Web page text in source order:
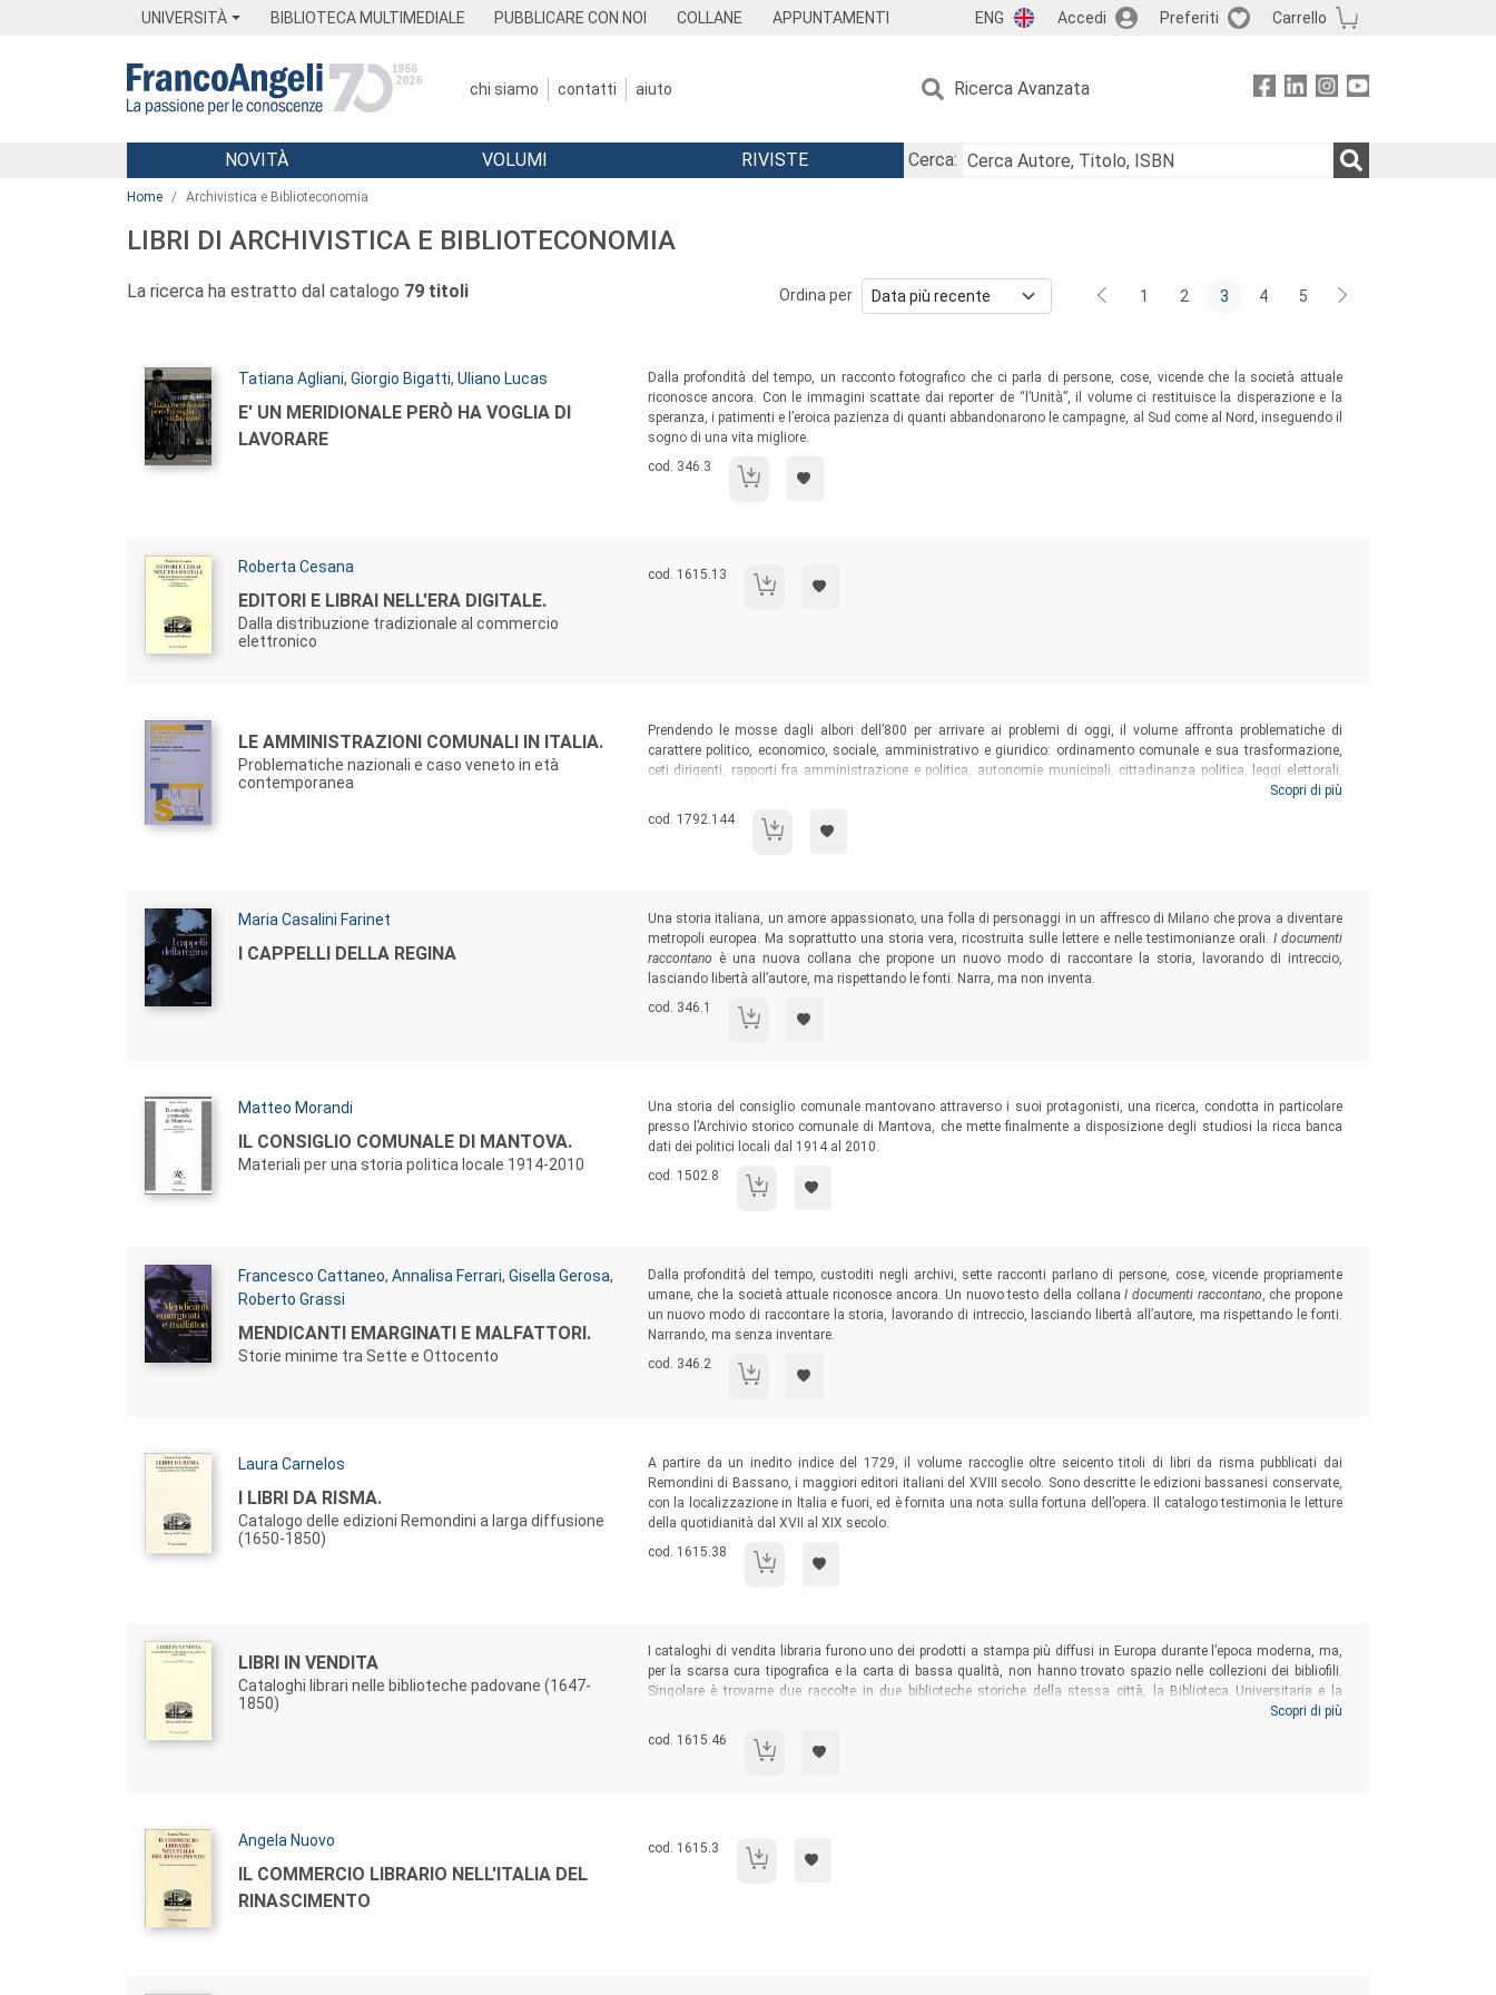
UNIVERSITÀ BIBLIOTECA MULTIMEDIALE PUBBLICARE CON NOI COLLANE APPUNTAMENTI ENG Accedi Preferiti Carrello
chi siamo contatti aiuto Ricerca Avanzata
Menu
NOVITÀ VOLUMI RIVISTE
Cerca:
Home Archivistica e Biblioteconomia
LIBRI DI ARCHIVISTICA E BIBLIOTECONOMIA
La ricerca ha estratto dal catalogo 79 titoli Ordina per 1 2 3 4 5
Autori:
Tatiana Agliani, Giorgio Bigatti, Uliano Lucas
Titolo:
E' UN MERIDIONALE PERÒ HA VOGLIA DI
LAVORARE
Sommario:
Dalla profondità del tempo, un racconto fotografico che ci parla di persone, cose, vicende che la società attuale
riconosce ancora. Con le immagini scattate dai reporter de “l’Unità”, il volume ci restituisce la disperazione e la
speranza, i patimenti e l’eroica pazienza di quanti abbandonarono le campagne, al Sud come al Nord, inseguendo il
sogno di una vita migliore.
Codice libro:
cod. 346.3 E' un meridionale però ha voglia di lavorare
Autori:
Roberta Cesana
Titolo:
EDITORI E LIBRAI NELL'ERA DIGITALE.
Dalla distribuzione tradizionale al commercio
elettronico
Codice libro:
cod. 1615.13 Editori e librai nell'era digitale.
Autori:
Titolo:
LE AMMINISTRAZIONI COMUNALI IN ITALIA.
Problematiche nazionali e caso veneto in età
contemporanea
Sommario:
Prendendo le mosse dagli albori dell’800 per arrivare ai problemi di oggi, il volume affronta problematiche di
carattere politico, economico, sociale, amministrativo e giuridico: ordinamento comunale e sua trasformazione,
ceti dirigenti, rapporti fra amministrazione e politica, autonomie municipali, cittadinanza politica, leggi elettorali,
assistenza e servizi sociali, fiscalità comunale, problemi di assetto e di relazioni dopo l’istituzione delle regioni.
L’ottica nazionale è arricchita dall’analisi della realtà regionale veneta.
Scopri di più
Codice libro:
cod. 1792.144 Le amministrazioni comunali in Italia.
Autori:
Maria Casalini Farinet
Titolo:
I CAPPELLI DELLA REGINA
Sommario:
Una storia italiana, un amore appassionato, una folla di personaggi in un affresco di Milano che prova a diventare
metropoli europea. Ma soprattutto una storia vera, ricostruita sulle lettere e nelle testimonianze orali. I documenti
raccontano è una nuova collana che propone un nuovo modo di raccontare la storia, lavorando di intreccio,
lasciando libertà all’autore, ma rispettando le fonti. Narra, ma non inventa.
Codice libro:
cod. 346.1 I cappelli della regina
Autori:
Matteo Morandi
Titolo:
IL CONSIGLIO COMUNALE DI MANTOVA.
Materiali per una storia politica locale 1914-2010
Sommario:
Una storia del consiglio comunale mantovano attraverso i suoi protagonisti, una ricerca, condotta in particolare
presso l’Archivio storico comunale di Mantova, che mette finalmente a disposizione degli studiosi la ricca banca
dati dei politici locali dal 1914 al 2010.
Codice libro:
cod. 1502.8 Il consiglio comunale di Mantova.
Autori:
Francesco Cattaneo, Annalisa Ferrari, Gisella Gerosa,
Roberto Grassi
Titolo:
MENDICANTI EMARGINATI E MALFATTORI.
Storie minime tra Sette e Ottocento
Sommario:
Dalla profondità del tempo, custoditi negli archivi, sette racconti parlano di persone, cose, vicende propriamente
umane, che la società attuale riconosce ancora. Un nuovo testo della collanaI documenti raccontano, che propone
un nuovo modo di raccontare la storia, lavorando di intreccio, lasciando libertà all’autore, ma rispettando le fonti.
Narrando, ma senza inventare.
Codice libro:
cod. 346.2 Mendicanti emarginati e malfattori.
Autori:
Laura Carnelos
Titolo:
I LIBRI DA RISMA.
Catalogo delle edizioni Remondini a larga diffusione
(1650-1850)
Sommario:
A partire da un inedito indice del 1729, il volume raccoglie oltre seicento titoli di libri da risma pubblicati dai
Remondini di Bassano, i maggiori editori italiani del XVIII secolo. Sono descritte le edizioni bassanesi conservate,
con la localizzazione in Italia e fuori, ed è fornita una nota sulla fortuna dell’opera. Il catalogo testimonia le letture
della quotidianità dal XVII al XIX secolo.
Codice libro:
cod. 1615.38 I libri da risma.
Autori:
Titolo:
LIBRI IN VENDITA
Cataloghi librari nelle biblioteche padovane (1647-
1850)
Sommario:
I cataloghi di vendita libraria furono uno dei prodotti a stampa più diffusi in Europa durante l’epoca moderna, ma,
per la scarsa cura tipografica e la carta di bassa qualità, non hanno trovato spazio nelle collezioni dei bibliofili.
Singolare è trovarne due raccolte in due biblioteche storiche della stessa città, la Biblioteca Universitaria e la
Biblioteca del Seminario Vescovile di Padova. Il volume si pone come chiave d’accesso a questi documenti,
preziose fonti di informazioni per gli studiosi.
Scopri di più
Codice libro:
cod. 1615.46 Libri in vendita
Autori:
Angela Nuovo
Titolo:
IL COMMERCIO LIBRARIO NELL'ITALIA DEL
RINASCIMENTO
Codice libro:
cod. 1615.3 Il commercio librario nell'Italia del Rinascimento